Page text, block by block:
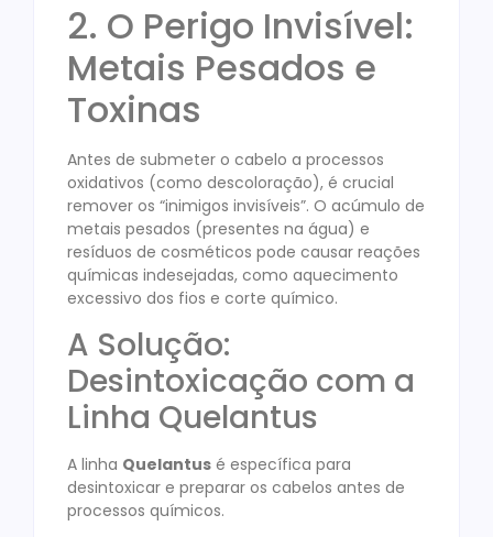
2. O Perigo Invisível:
Metais Pesados e
Toxinas
Antes de submeter o cabelo a processos
oxidativos (como descoloração), é crucial
remover os “inimigos invisíveis”. O acúmulo de
metais pesados (presentes na água) e
resíduos de cosméticos pode causar reações
químicas indesejadas, como aquecimento
excessivo dos fios e corte químico.
A Solução:
Desintoxicação com a
Linha Quelantus
A linha Quelantus é específica para
desintoxicar e preparar os cabelos antes de
processos químicos.